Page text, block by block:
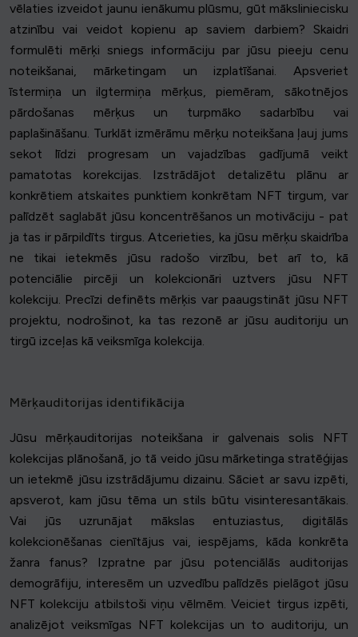
vēlaties izveidot jaunu ienākumu plūsmu, gūt māksliniecisku
atzinību vai veidot kopienu ap saviem darbiem? Skaidri
formulēti mērķi sniegs informāciju par jūsu pieeju cenu
noteikšanai, mārketingam un izplatīšanai. Apsveriet
īstermiņa un ilgtermiņa mērķus, piemēram, sākotnējos
pārdošanas mērķus un turpmāko sadarbību vai
paplašināšanu. Turklāt izmērāmu mērķu noteikšana ļauj jums
sekot līdzi progresam un vajadzības gadījumā veikt
pamatotas korekcijas. Izstrādājot detalizētu plānu ar
konkrētiem atskaites punktiem konkrētam NFT tirgum, var
palīdzēt saglabāt jūsu koncentrēšanos un motivāciju - pat
ja tas ir pārpildīts tirgus. Atcerieties, ka jūsu mērķu skaidrība
ne tikai ietekmēs jūsu radošo virzību, bet arī to, kā
potenciālie pircēji un kolekcionāri uztvers jūsu NFT
kolekciju. Precīzi definēts mērķis var paaugstināt jūsu NFT
projektu, nodrošinot, ka tas rezonē ar jūsu auditoriju un
tirgū izceļas kā veiksmīga kolekcija.
Mērķauditorijas identifikācija
Jūsu mērķauditorijas noteikšana ir galvenais solis NFT
kolekcijas plānošanā, jo tā veido jūsu mārketinga stratēģijas
un ietekmē jūsu izstrādājumu dizainu. Sāciet ar savu izpēti,
apsverot, kam jūsu tēma un stils būtu visinteresantākais.
Vai jūs uzrunājat mākslas entuziastus, digitālās
kolekcionēšanas cienītājus vai, iespējams, kāda konkrēta
žanra fanus? Izpratne par jūsu potenciālās auditorijas
demogrāfiju, interesēm un uzvedību palīdzēs pielāgot jūsu
NFT kolekciju atbilstoši viņu vēlmēm. Veiciet tirgus izpēti,
analizējot veiksmīgas NFT kolekcijas un to auditoriju, un